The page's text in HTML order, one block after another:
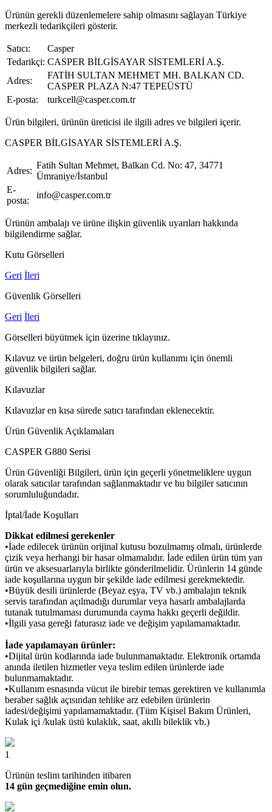
Ürünün gerekli düzenlemelere sahip olmasını sağlayan Türkiye
merkezli tedarikçileri gösterir.
Satıcı:
Casper
Tedarikçi: CASPER BİLGİSAYAR SİSTEMLERİ A.Ş.
Adres:
FATİH SULTAN MEHMET MH. BALKAN CD.
CASPER PLAZA N:47 TEPEÜSTÜ
E-posta:
turkcell@casper.com.tr
Ürün bilgileri, ürünün üreticisi ile ilgili adres ve bilgileri içerir.
CASPER BİLGİSAYAR SİSTEMLERİ A.Ş.
Adres:
Fatih Sultan Mehmet, Balkan Cd. No: 47, 34771
Ümraniye/İstanbul
E-
posta:
info@casper.com.tr
Ürünün ambalajı ve ürüne ilişkin güvenlik uyarıları hakkında
bilgilendirme sağlar.
Kutu Görselleri
Geri İleri
Güvenlik Görselleri
Geri İleri
Görselleri büyütmek için üzerine tıklayınız.
Kılavuz ve ürün belgeleri, doğru ürün kullanımı için önemli
güvenlik bilgileri sağlar.
Kılavuzlar
Kılavuzlar en kısa sürede satıcı tarafından eklenecektir.
Ürün Güvenlik Açıklamaları
CASPER G880 Serisi
Ürün Güvenliği Bilgileri, ürün için geçerli yönetmeliklere uygun
olarak satıcılar tarafından sağlanmaktadır ve bu bilgiler satıcının
sorumluluğundadır.
İptal/İade Koşulları
Dikkat edilmesi gerekenler
•İade edilecek ürünün orijinal kutusu bozulmamış olmalı, ürünlerde
çizik veya herhangi bir hasar olmamalıdır. İade edilen ürün tüm yan
ürün ve aksesuarlarıyla birlikte gönderilmelidir. Ürünlerin 14 günde
iade koşullarına uygun bir şekilde iade edilmesi gerekmektedir.
•Büyük desili ürünlerde (Beyaz eşya, TV vb.) ambalajın teknik
servis tarafından açılmadığı durumlar veya hasarlı ambalajlarda
tutanak tutulmaması durumunda cayma hakkı geçerli değildir.
•İlgili yasa gereği faturasız iade ve değişim yapılamamaktadır.
İade yapılamayan ürünler:
•Dijital ürün kodlarında iade bulunmamaktadır. Elektronik ortamda
anında iletilen hizmetler veya teslim edilen ürünlerde iade
bulunmamaktadır.
•Kullanım esnasında vücut ile birebir temas gerektiren ve kullanımla
beraber sağlık açısından tehlike arz edebilen ürünlerin
iadesi/değişimi yapılamamaktadır. (Tüm Kişisel Bakım Ürünleri,
Kulak içi /kulak üstü kulaklık, saat, akıllı bileklik vb.)
1
Ürünün teslim tarihinden itibaren
14 gün geçmediğine emin olun.